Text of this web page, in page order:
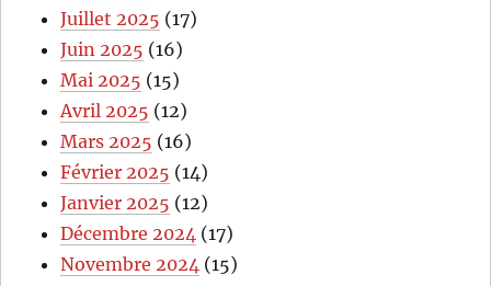
Juillet 2025 (17)
Juin 2025 (16)
Mai 2025 (15)
Avril 2025 (12)
Mars 2025 (16)
Février 2025 (14)
Janvier 2025 (12)
Décembre 2024 (17)
Novembre 2024 (15)